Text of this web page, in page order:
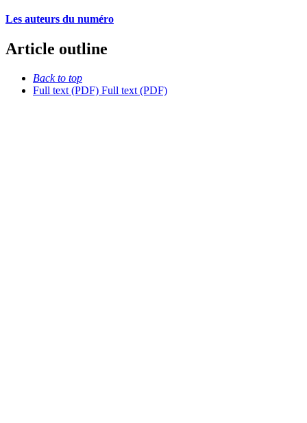
Les auteurs du numéro
Article outline
Back to top
Full text (PDF) Full text (PDF)